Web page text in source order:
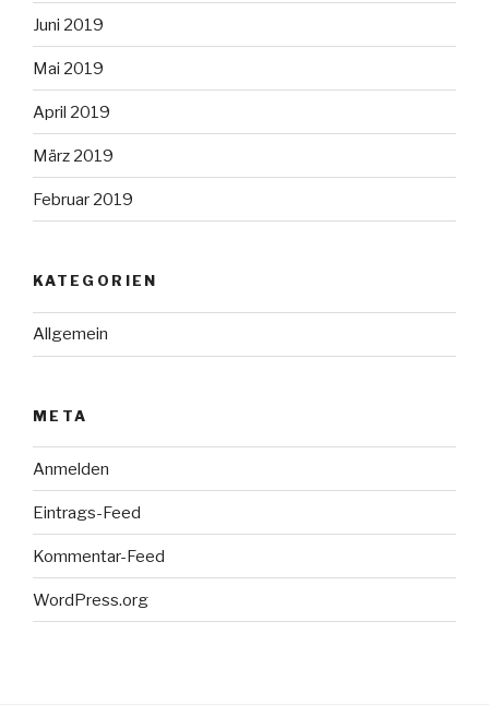
Juni 2019
Mai 2019
April 2019
März 2019
Februar 2019
KATEGORIEN
Allgemein
META
Anmelden
Eintrags-Feed
Kommentar-Feed
WordPress.org